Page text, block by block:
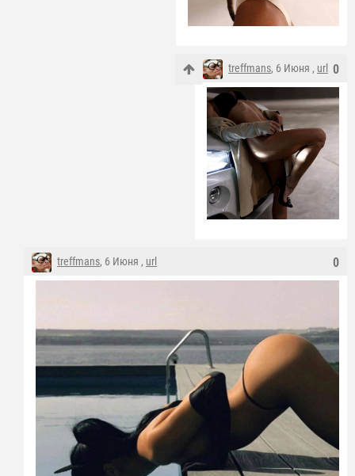
0
treffmans, 6 Июня , url
0
treffmans, 6 Июня , url